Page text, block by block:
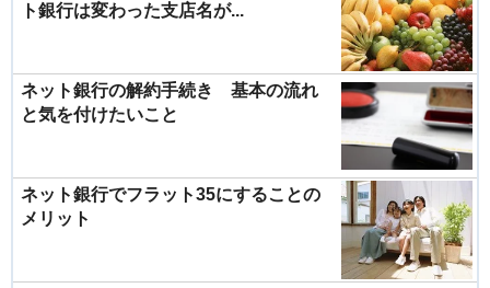
ト銀行は変わった支店名が...
ネット銀行の解約手続き 基本の流れ
と気を付けたいこと
ネット銀行でフラット35にすることの
メリット